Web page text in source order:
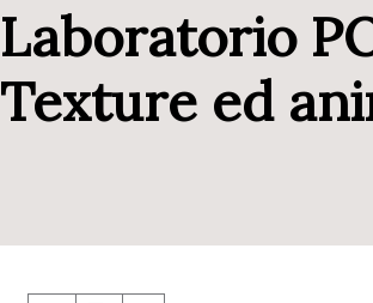
Laboratorio
Texture ed